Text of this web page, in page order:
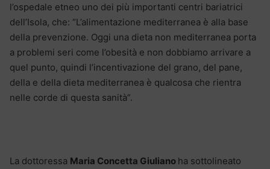
l’ospedale etneo uno dei più importanti centri bariatrici
dell’Isola, che: “L’alimentazione mediterranea è alla base
della prevenzione. Oggi una dieta non mediterranea porta
a problemi seri come l’obesità e non dobbiamo arrivare a
quel punto, quindi l’incentivazione del grano, del pane,
della e della dieta mediterranea è qualcosa che rientra
nelle corde di questa sanità”.
La dottoressa Maria Concetta Giuliano ha sottolineato